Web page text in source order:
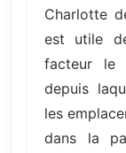
Charlotte
est utile
facteur le
depuis
les
dans la